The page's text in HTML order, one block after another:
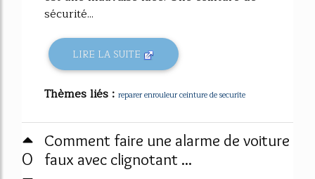
sécurité...
LIRE LA SUITE
Thèmes liés : reparer enrouleur ceinture de securite
0
Comment faire une alarme de voiture
faux avec clignotant ...